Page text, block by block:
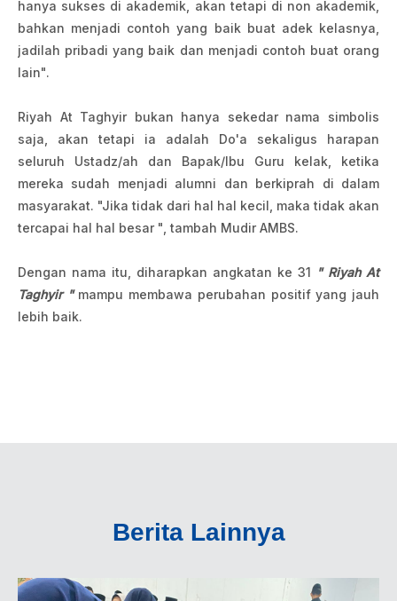
hanya sukses di akademik, akan tetapi di non akademik,
bahkan menjadi contoh yang baik buat adek kelasnya,
jadilah pribadi yang baik dan menjadi contoh buat orang
lain".
Riyah At Taghyir bukan hanya sekedar nama simbolis
saja, akan tetapi ia adalah Do'a sekaligus harapan
seluruh Ustadz/ah dan Bapak/Ibu Guru kelak, ketika
mereka sudah menjadi alumni dan berkiprah di dalam
masyarakat. "Jika tidak dari hal hal kecil, maka tidak akan
tercapai hal hal besar ", tambah Mudir AMBS.
Dengan nama itu, diharapkan angkatan ke 31 " Riyah At
Taghyir " mampu membawa perubahan positif yang jauh
lebih baik.
Berita Lainnya